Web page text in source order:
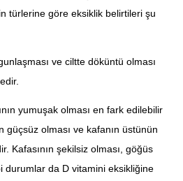
türlerine göre eksiklik belirtileri şu
ve ciltte döküntü olması
yumuşak olması en fark edilebilir
güçsüz olması ve kafanın üstünün
Kafasının şekilsiz olması, göğüs
durumlar da D vitamini eksikliğine